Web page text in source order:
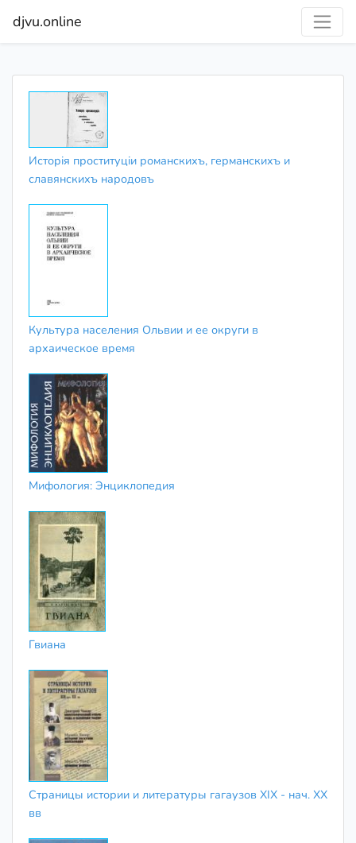
djvu.online
Исторія проституціи романскихъ, германскихъ и
славянскихъ народовъ
Культура населения Ольвии и ее округи в
архаическое время
Мифология: Энциклопедия
Гвиана
Страницы истории и литературы гагаузов XIX - нач. XX
вв